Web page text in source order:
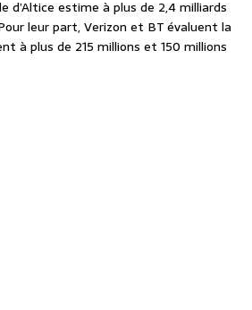
d’Altice estime à plus de 2,4 milliards
leur part, Verizon et BT évaluent la
à plus de 215 millions et 150 millions